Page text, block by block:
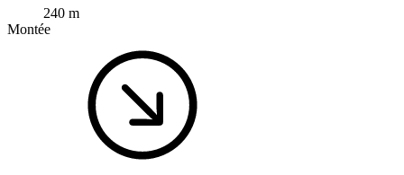
240 m
Montée